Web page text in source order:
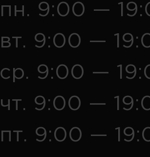
пн. 9:00 —
вт. 9:00 —
ср. 9:00 —
чт. 9:00 —
пт. 9:00 —